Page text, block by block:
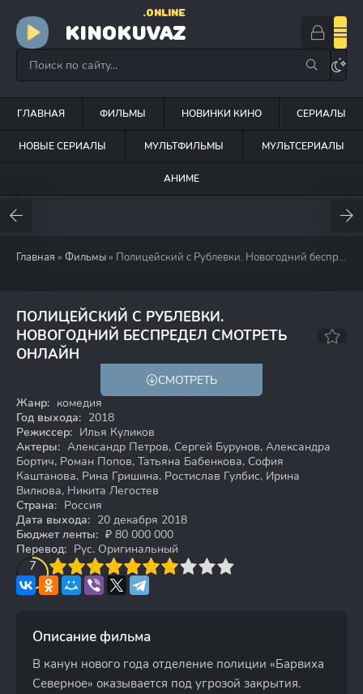
KINOKUVAZ
.ONLINE
ГЛАВНАЯ ФИЛЬМЫ НОВИНКИ КИНО СЕРИАЛЫ
НОВЫЕ СЕРИАЛЫ МУЛЬТФИЛЬМЫ МУЛЬТСЕРИАЛЫ
АНИМЕ
Главная » Фильмы » Полицейский с Рублевки. Новогодний беспредел (2018)
ПОЛИЦЕЙСКИЙ С РУБЛЕВКИ.
НОВОГОДНИЙ БЕСПРЕДЕЛ СМОТРЕТЬ
ОНЛАЙН
5.8
СМОТРЕТЬ
Жанр: комедия
Год выхода: 2018
Режиссер: Илья Куликов
Актеры: Александр Петров, Сергей Бурунов, Александра
Бортич, Роман Попов, Татьяна Бабенкова, София
Каштанова, Рина Гришина, Ростислав Гулбис, Ирина
Вилкова, Никита Легостев
Страна: Россия
Дата выхода: 20 декабря 2018
Бюджет ленты: ₽ 80 000 000
Перевод: Рус. Оригинальный
7
4 5 6 7 8 9 10
Описание фильма
В канун нового года отделение полиции «Барвиха
Северное» оказывается под угрозой закрытия.